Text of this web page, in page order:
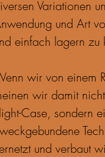
Variationen
und Art
einfach lagern zu
wir von einem
wir damit
Case, sondern
und verbaut